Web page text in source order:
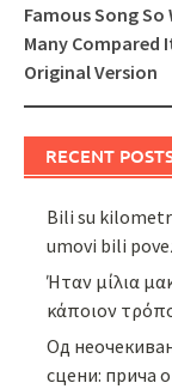
Famous Song So
Many Compared
Original Version
RECENT
Bili su
umovi bili
Ήταν μίλια
κάποιον
Од
сцени: прича